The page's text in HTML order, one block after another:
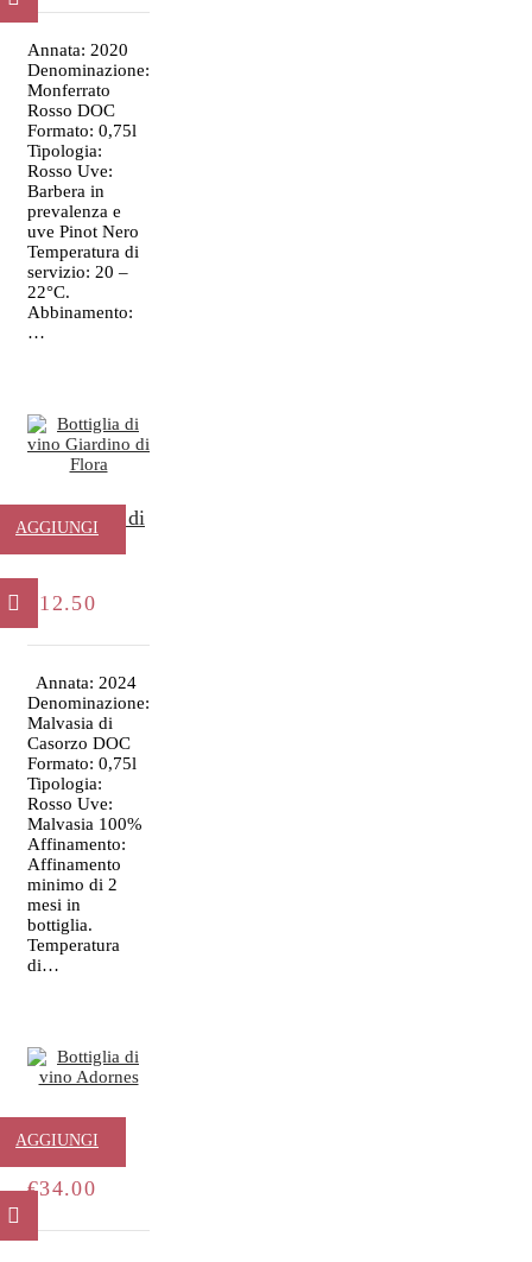
CARRELLO
Annata: 2020
Denominazione:
Monferrato
Rosso DOC
Formato: 0,75l
Tipologia:
Rosso Uve:
Barbera in
prevalenza e
uve Pinot Nero
Temperatura di
servizio: 20 –
22°C.
Abbinamento:
…
Il Giardino di
12.50
AGGIUNGI
Annata: 2024
Denominazione:
Malvasia di
Casorzo DOC
Formato: 0,75l
Tipologia:
Rosso Uve:
Malvasia 100%
Affinamento:
Affinamento
minimo di 2
mesi in
bottiglia.
Temperatura
di…
Adornes
€34.00
AGGIUNGI
AL
CARRELLO